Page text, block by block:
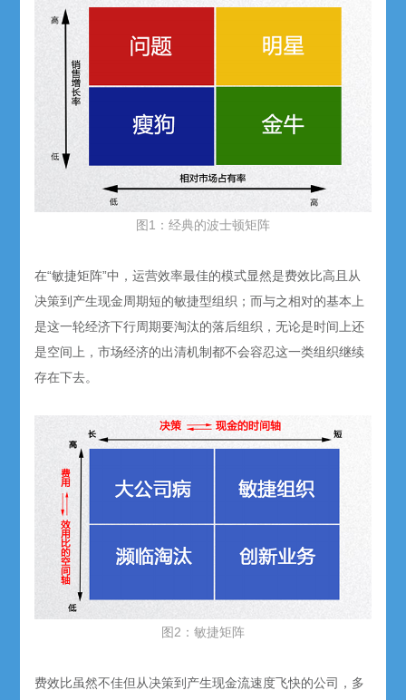
图1：经典的波士顿矩阵
在“敏捷矩阵”中，运营效率最佳的模式显然是费效比高且从
决策到产生现金周期短的敏捷型组织；而与之相对的基本上
是这一轮经济下行周期要淘汰的落后组织，无论是时间上还
是空间上，市场经济的出清机制都不会容忍这一类组织继续
存在下去。
图2：敏捷矩阵
费效比虽然不佳但从决策到产生现金流速度飞快的公司，多